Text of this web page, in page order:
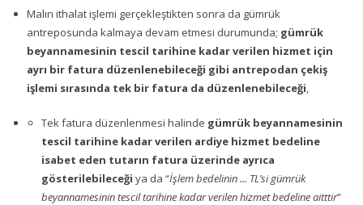
Malın ithalat işlemi gerçekleştikten sonra da gümrük
antreposunda kalmaya devam etmesi durumunda; gümrük
beyannamesinin tescil tarihine kadar verilen hizmet için
ayrı bir fatura düzenlenebileceği gibi antrepodan çekiş
işlemi sırasında tek bir fatura da düzenlenebileceği,
Tek fatura düzenlenmesi halinde gümrük beyannamesinin
tescil tarihine kadar verilen ardiye hizmet bedeline
isabet eden tutarın fatura üzerinde ayrıca
gösterilebileceği ya da “İşlem bedelinin ... TL’si gümrük
beyannamesinin tescil tarihine kadar verilen hizmet bedeline aitttir”